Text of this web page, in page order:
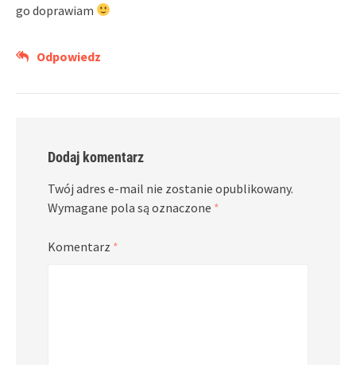
go doprawiam
Odpowiedz
Dodaj komentarz
Twój adres e-mail nie zostanie opublikowany.
Wymagane pola są oznaczone *
Komentarz *